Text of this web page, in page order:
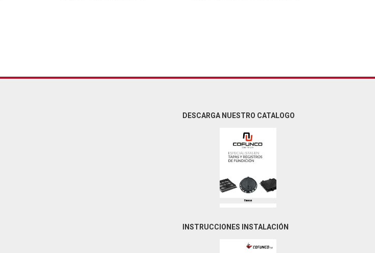
DESCARGA NUESTRO CATALOGO
INSTRUCCIONES INSTALACIÓN